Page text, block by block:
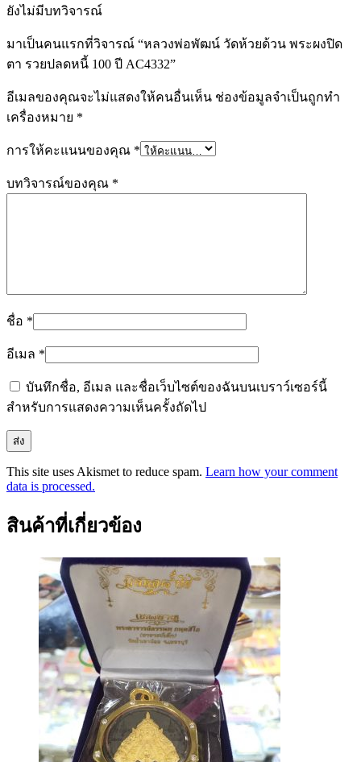
ยังไม่มีบทวิจารณ์
มาเป็นคนแรกที่วิจารณ์ “หลวงพ่อพัฒน์ วัดห้วยด้วน พระผงปิด
ตา รวยปลดหนี้ 100 ปี AC4332”
อีเมลของคุณจะไม่แสดงให้คนอื่นเห็น ช่องข้อมูลจำเป็นถูกทำ
เครื่องหมาย *
การให้คะแนนของคุณ *
บทวิจารณ์ของคุณ *
ชื่อ *
อีเมล *
บันทึกชื่อ, อีเมล และชื่อเว็บไซต์ของฉันบนเบราว์เซอร์นี้
สำหรับการแสดงความเห็นครั้งถัดไป
This site uses Akismet to reduce spam. Learn how your comment
data is processed.
สินค้าที่เกี่ยวข้อง